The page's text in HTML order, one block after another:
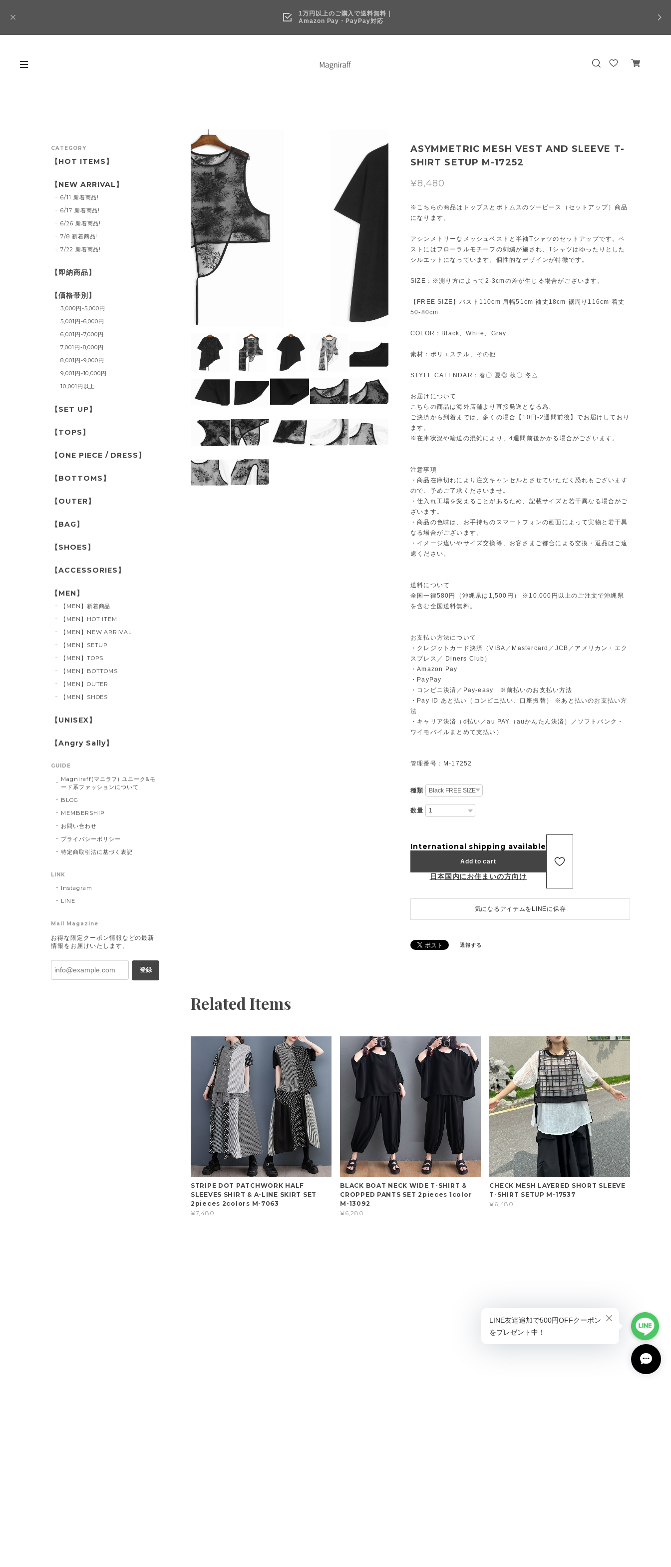
1万円以上のご購入で送料無料｜
Amazon Pay・PayPay対応
ASYMMETRIC MESH VEST AND SLEEVE T-
SHIRT SETUP M-17252
¥8,480
※こちらの商品はトップスとボトムスのツーピース（セットアップ）商品
になります。
アシンメトリーなメッシュベストと半袖Tシャツのセットアップです。ベ
ストにはフローラルモチーフの刺繍が施され、Tシャツはゆったりとした
シルエットになっています。個性的なデザインが特徴です。
SIZE：※測り方によって2-3cmの差が生じる場合がございます。
【FREE SIZE】バスト110cm 肩幅51cm 袖丈18cm 裾周り116cm 着丈
50-80cm
COLOR：Black、White、Gray
素材：ポリエステル、その他
STYLE CALENDAR：春〇 夏◎ 秋〇 冬△
お届けについて
こちらの商品は海外店舗より直接発送となる為、
ご決済から到着までは、多くの場合【10日-2週間前後】でお届けしており
ます。
※在庫状況や輸送の混雑により、4週間前後かかる場合がございます。
注意事項
・商品在庫切れにより注文キャンセルとさせていただく恐れもございます
ので、予めご了承くださいませ。
・仕入れ工場を変えることがあるため、記載サイズと若干異なる場合がご
ざいます。
・商品の色味は、お手持ちのスマートフォンの画面によって実物と若干異
なる場合がございます。
・イメージ違いやサイズ交換等、お客さまご都合による交換・返品はご遠
慮ください。
送料について
全国一律580円（沖縄県は1,500円） ※10,000円以上のご注文で沖縄県
を含む全国送料無料。
お支払い方法について
・クレジットカード決済（VISA／Mastercard／JCB／アメリカン・エク
スプレス／ Diners Club）
・Amazon Pay
・PayPay
・コンビニ決済／Pay-easy ※前払いのお支払い方法
・Pay ID あと払い（コンビニ払い、口座振替） ※あと払いのお支払い方
法
・キャリア決済（d払い／au PAY（auかんたん決済）／ソフトバンク・
ワイモバイルまとめて支払い）
管理番号：M-17252
種類
数量
International shipping available
Add to cart
日本国内にお住まいの方向け
気になるアイテムをLINEに保存
通報する
Related Items
STRIPE DOT PATCHWORK HALF
SLEEVES SHIRT & A-LINE SKIRT SET
2pieces 2colors M-7063
¥7,480
BLACK BOAT NECK WIDE T-SHIRT &
CROPPED PANTS SET 2pieces 1color
M-13092
¥6,280
CHECK MESH LAYERED SHORT SLEEVE
T-SHIRT SETUP M-17537
¥6,480
CATEGORY
【HOT ITEMS】
【NEW ARRIVAL】
6/11 新着商品!
6/17 新着商品!
6/26 新着商品!
7/8 新着商品!
7/22 新着商品!
【即納商品】
【価格帯別】
3,000円-5,000円
5,001円-6,000円
6,001円-7,000円
7,001円-8,000円
8,001円-9,000円
9,001円-10,000円
10,001円以上
【SET UP】
【TOPS】
【ONE PIECE / DRESS】
【BOTTOMS】
【OUTER】
【BAG】
【SHOES】
【ACCESSORIES】
【MEN】
【MEN】新着商品
【MEN】HOT ITEM
【MEN】NEW ARRIVAL
【MEN】SETUP
【MEN】TOPS
【MEN】BOTTOMS
【MEN】OUTER
【MEN】SHOES
【UNISEX】
【Angry Sally】
GUIDE
Magniraff(マニラフ) ユニーク&モ
ード系ファッションについて
BLOG
MEMBERSHIP
お問い合わせ
プライバシーポリシー
特定商取引法に基づく表記
LINK
Instagram
LINE
Mail Magazine
お得な限定クーポン情報などの最新
情報をお届けいたします。
登録